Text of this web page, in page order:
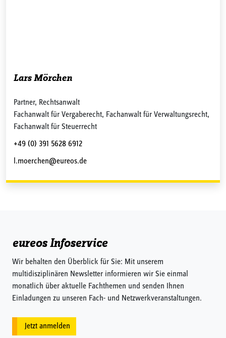
Lars Mörchen
Partner, Rechtsanwalt
Fachanwalt für Vergaberecht, Fachanwalt für Verwaltungsrecht,
Fachanwalt für Steuerrecht
+49 (0) 391 5628 6912
l.moerchen@eureos.de
eureos Infoservice
Wir behalten den Überblick für Sie: Mit unserem
multidisziplinären Newsletter informieren wir Sie einmal
monatlich über aktuelle Fachthemen und senden Ihnen
Einladungen zu unseren Fach- und Netzwerkveranstaltungen.
Jetzt anmelden